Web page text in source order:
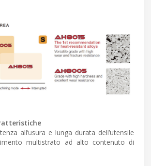
all’usura e lunga durata dell’utensile
multistrato ad alto contenuto di